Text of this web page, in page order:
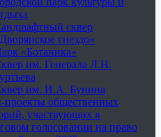
сквер
гнездо»
«Ботаника»
им. Генерала Л.Н.
им. И.А. Бунина
проекты общественных
участвующих в
голосовании на право